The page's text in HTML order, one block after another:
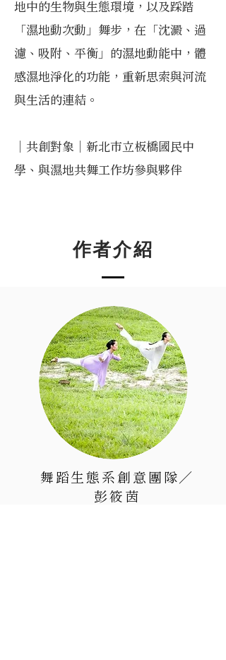
地中的生物與生態環境，以及踩踏
「濕地動次動」舞步，在「沈澱、過
濾、吸附、平衡」的濕地動能中，體
感濕地淨化的功能，重新思索與河流
與生活的連結。
​｜共創對象｜新北市立板橋國民中
學、與濕地共舞工作坊參與夥伴
作者介紹
舞蹈生態系創意團隊／
彭筱茵